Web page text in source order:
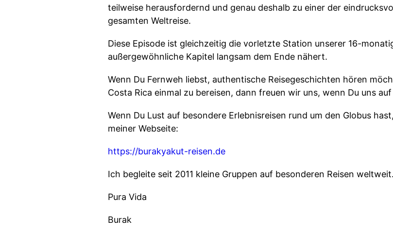
teilweise herausfordernd und genau deshalb zu einer der
gesamten Weltreise.
Diese Episode ist gleichzeitig die vorletzte Station unserer 16-
außergewöhnliche Kapitel langsam dem Ende nähert.
Wenn Du Fernweh liebst, authentische Reisegeschichten hören
Costa Rica einmal zu bereisen, dann freuen wir uns, wenn Du uns
Wenn Du Lust auf besondere Erlebnisreisen rund um den Globus
meiner Webseite:
https://burakyakut-reisen.de
Ich begleite seit 2011 kleine Gruppen auf besonderen Reisen weltweit.
Pura Vida
Burak